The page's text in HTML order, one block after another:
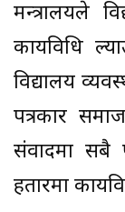
मन्त्रालयले
कार्यविधि
विद्यालय
पत्रकार
संवादमा सबै
हतारमा